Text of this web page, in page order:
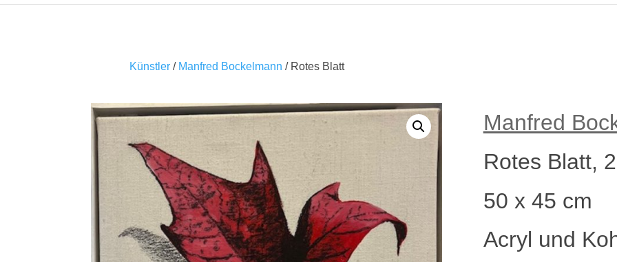
Künstler / Manfred Bockelmann / Rotes Blatt
Manfred
Rotes Blatt,
50 x 45 cm
Acryl und